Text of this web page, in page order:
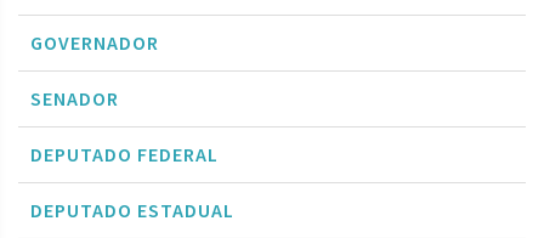
GOVERNADOR
SENADOR
DEPUTADO FEDERAL
DEPUTADO ESTADUAL